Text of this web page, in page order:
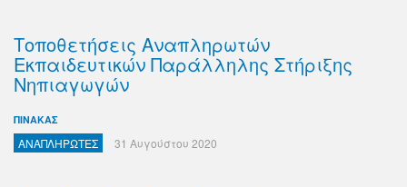
Τοποθετήσεις Αναπληρωτών
Εκπαιδευτικών Παράλληλης Στήριξης
Νηπιαγωγών
ΠΙΝΑΚΑΣ
ΑΝΑΠΛΗΡΩΤΕΣ 31 Αυγούστου 2020